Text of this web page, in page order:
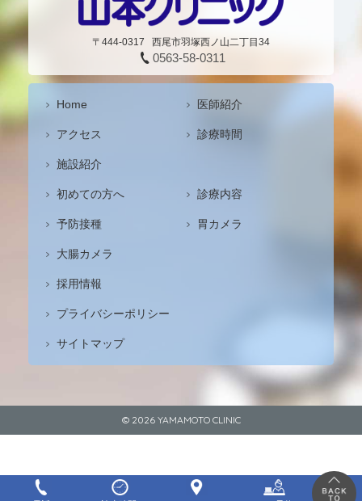
〒444-0317 西尾市羽塚西ノ山二丁目34
0563-58-0311
Home 医師紹介
アクセス 診療時間
施設紹介
初めての方へ 診療内容
予防接種 胃カメラ
大腸カメラ
採用情報
プライバシーポリシー
サイトマップ
© 2026YAMAMOTO CLINIC